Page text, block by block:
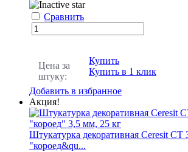
Сравнить
Цена за
штуку:
Купить
Купить в 1 клик
Добавить в избранное
Акция!
Штукатурка декоративная Ceresit CT
"короед&qu...